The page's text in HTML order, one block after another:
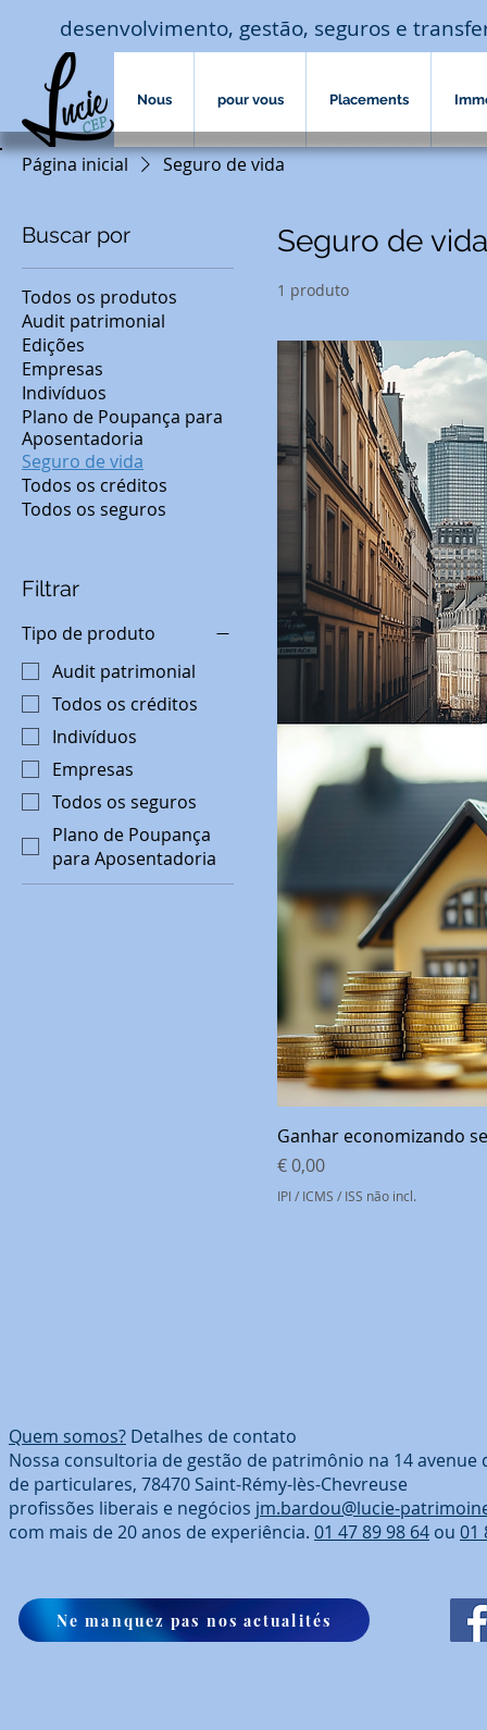
desenvolvimento, gestão, seguros e
Nous pour vous Placements
Página inicial Seguro de vida
Buscar por
Todos os produtos
Audit patrimonial
Edições
Empresas
Indivíduos
Plano de Poupança para
Aposentadoria
Seguro de vida
Todos os créditos
Todos os seguros
Filtrar
Tipo de produto
Audit patrimonial
Todos os créditos
Indivíduos
Empresas
Todos os seguros
Plano de Poupança
para Aposentadoria
Seguro de
1 produto
Ganhar economizando
Preço
€ 0,00
IPI / ICMS / ISS não incl.
Quem somos? Detalhes de contato
Nossa consultoria de gestão de patrimônio na 14 avenue
de particulares, 78470 Saint-Rémy-lès-Chevreuse
profissões liberais e negócios jm.bardou@lucie-
com mais de 20 anos de experiência. 01 47 89 98 64 ou 01
Ne manquez pas nos actualités